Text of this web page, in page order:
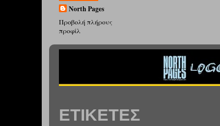
North Pages
Προβολή πλήρους
προφίλ
ΕΤΙΚΈΤΕΣ